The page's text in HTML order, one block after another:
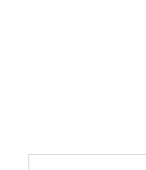
POLECANE